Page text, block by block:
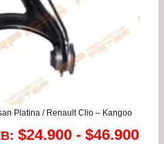
Platina / Renault Clio – Kangoo
$24.900 - $46.900